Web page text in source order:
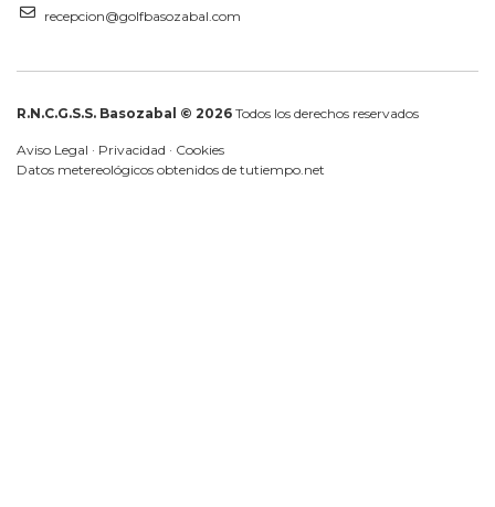
recepcion@golfbasozabal.com
R.N.C.G.S.S. Basozabal © 2026 Todos los derechos reservados
Aviso Legal · Privacidad · Cookies
Datos metereológicos obtenidos de tutiempo.net